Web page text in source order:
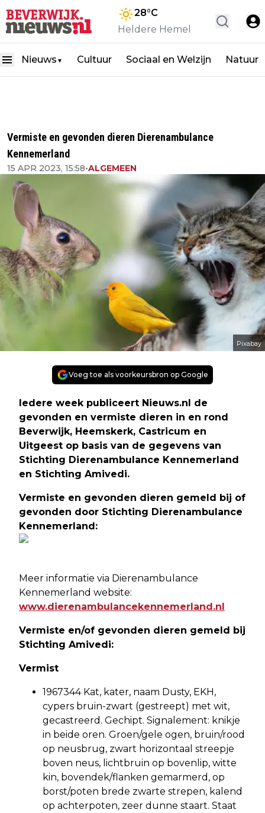
28°C
Heldere Hemel
Nieuws ▼ Cultuur Sociaal en Welzijn Natuur
Vermiste en gevonden dieren Dierenambulance
Kennemerland
15 APR 2023, 15:58•ALGEMEEN
Pixabay
Voeg toe als voorkeursbron op Google
Iedere week publiceert Nieuws.nl de
gevonden en vermiste dieren in en rond
Beverwijk, Heemskerk, Castricum en
Uitgeest op basis van de gegevens van
Stichting Dierenambulance Kennemerland
en Stichting Amivedi.
Vermiste en gevonden dieren gemeld bij of
gevonden door Stichting Dierenambulance
Kennemerland:
Meer informatie via Dierenambulance
Kennemerland website:
www.dierenambulancekennemerland.nl
Vermiste en/of gevonden dieren gemeld bij
Stichting Amivedi:
Vermist
1967344 Kat, kater, naam Dusty, EKH,
cypers bruin-zwart (gestreept) met wit,
gecastreerd. Gechipt. Signalement: knikje
in beide oren. Groen/gele ogen, bruin/rood
op neusbrug, zwart horizontaal streepje
boven neus, lichtbruin op bovenlip, witte
kin, bovendek/flanken gemarmerd, op
borst/poten brede zwarte strepen, kalend
op achterpoten, zeer dunne staart. Staat